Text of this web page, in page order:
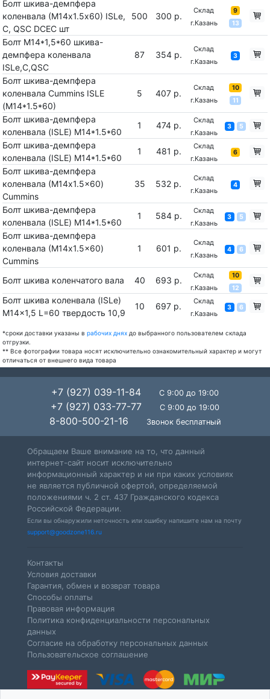
Болт шкива-демпфера
коленвала (М14х1.5х60) ISLe,
С, QSC DCEC шт
500 300 р.
Склад
г.Казань
9
13
Болт М14*1,5*60 шкива-
демпфера коленвала
ISLe,С,QSC
87 354 р.
Склад
г.Казань
3
Болт шкива-демпфера
коленвала Cummins ISLE
(M14*1.5*60)
5 407 р.
Склад
г.Казань
10
11
Болт шкива-демпфера
коленвала (ISLE) M14*1.5*60
1 474 р.
Склад
г.Казань
3 5
Болт шкива-демпфера
коленвала (ISLE) M14*1.5*60
1 481 р.
Склад
г.Казань
6
Болт шкива-демпфера
коленвала (М14x1.5x60)
Cummins
35 532 р.
Склад
г.Казань
4
Болт шкива-демпфера
коленвала (ISLE) M14*1.5*60
1 584 р.
Склад
г.Казань
3 5
Болт шкива-демпфера
коленвала (М14x1.5x60)
Cummins
1 601 р.
Склад
г.Казань
4 6
Болт шкива коленчатого вала 40 693 р.
Склад
г.Казань
10
12
Болт шкива коленвала (ISLe)
M14x1,5 L=60 твердость 10,9
10 697 р.
Склад
г.Казань
3 6
*сроки доставки указаны в рабочих днях до выбранного пользователем склада
отгрузки.
** Все фотографии товара носят исключительно ознакомительный характер и могут
отличаться от внешнего вида товара
+7 (927) 039-11-84 С 9:00 до 19:00
+7 (927) 033-77-77 С 9:00 до 19:00
8-800-500-21-16 Звонок бесплатный
Обращаем Ваше внимание на то, что данный
интернет-сайт носит исключительно
информационный характер и ни при каких условиях
не является публичной офертой, определяемой
положениями ч. 2 ст. 437 Гражданского кодекса
Российской Федерации.
Если вы обнаружили неточность или ошибку напишите нам на почту
support@goodzone116.ru
Контакты
Условия доставки
Гарантия, обмен и возврат товара
Способы оплаты
Правовая информация
Политика конфиденциальности персональных
данных
Согласие на обработку персональных данных
Пользовательское соглашение